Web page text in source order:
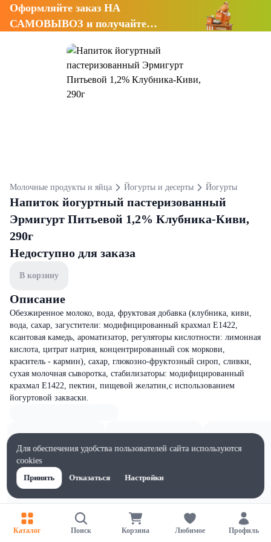
Оформляйте заказ НА
САМОВЫВОЗ и получайте
Молочные продукты и яйца Йогурты и десерты Йогурты
Напиток йогуртный пастеризованный
Эрмигурт Питьевой 1,2% Клубника-Киви,
290г
Недоступно для заказа
В корзину
Описание
Обезжиренное молоко, вода, фруктовая добавка (клубника, киви,
вода, сахар, загустители: модифицированный крахмал Е1422,
ксантовая камедь, ароматизатор, регуляторы кислотности: лимонная
кислота, цитрат натрия, концентрированный сок моркови,
краситель - кармин), сахар, глюкозно-фруктозный сироп, сливки,
сухая молочная сыворотка, стабилизаторы: модифицированный
крахмал Е1422, пектин, пищевой желатин,с использованием
йогуртовой закваски.
Каталог Поиск Корзина Любимое Профиль
Для обеспечения удобства пользователей сайта используются
cookies
Принять
Отказаться Настройки